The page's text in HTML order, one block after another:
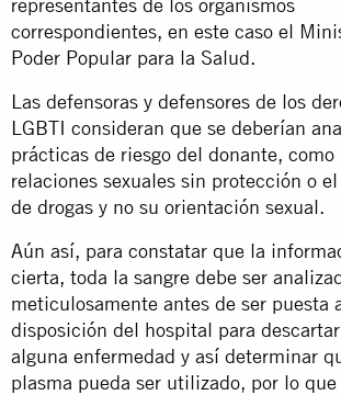
correspondientes, en este caso el
Poder Popular para la Salud.
Las defensoras y defensores de los
LGBTI consideran que se deberían
prácticas de riesgo del donante, como
relaciones sexuales sin protección o
de drogas y no su orientación sexual.
Aún así, para constatar que la
cierta, toda la sangre debe ser
meticulosamente antes de ser puesta
disposición del hospital para
alguna enfermedad y así determinar
plasma pueda ser utilizado, por lo que